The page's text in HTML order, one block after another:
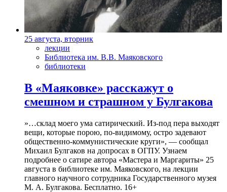
25 августа, вторник
лекции
Библиотека им. В.В. Маяковского
библиотеки
В «Маяковке» расскажут о
смешном и страшном у Булгакова
»…склад моего ума сатирический. Из-под пера выходят
вещи, которые порою, по-видимому, остро задевают
общественно-коммунистические круги», — сообщал
Михаил Булгаков на допросах в ОГПУ. Узнаем
подробнее о сатире автора «Мастера и Маргариты» 25
августа в библиотеке им. Маяковского, на лекции
главного научного сотрудника Государственного музея
М. А. Булгакова. Бесплатно. 16+